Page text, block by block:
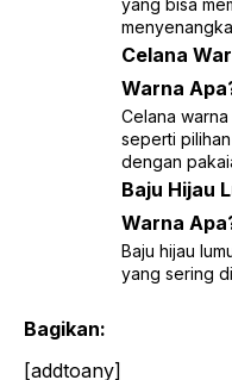
yang bisa
Celana
Warna
Celana
seperti
dengan
Baju Hijau
Warna
Baju hijau
yang sering
Bagikan:
[addtoany]